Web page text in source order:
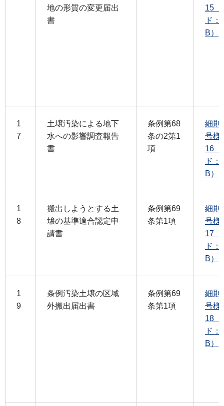
地の形質の変更届出
書
15（
ド：
B）
1
7
土壌汚染による地下
水への影響調査報告
書
条例第68
条の2第1
項
細則
号様
16（
ド：
B）
1
8
搬出しようとする土
壌の基準適合認定申
請書
条例第69
条第1項
細則
号様
17（
ド：
B）
1
9
条例汚染土壌の区域
外搬出届出書
条例第69
条第1項
細則
号様
18（
ド：
B）